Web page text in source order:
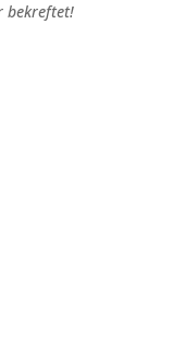
bekreftet!